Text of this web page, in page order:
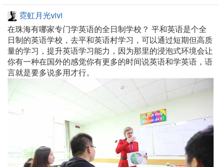
霓虹月光vivi
在珠海有哪家专门学英语的全日制学校？ 平和英语是个全
日制的英语学校，去平和英语村学习，可以通过短期但高质
量的学习，提升英语学习能力，因为那里的浸泡式环境会让
你有一种在国外的感觉你有更多的时间说英语和学英语，语
言就是要多说多用才行。